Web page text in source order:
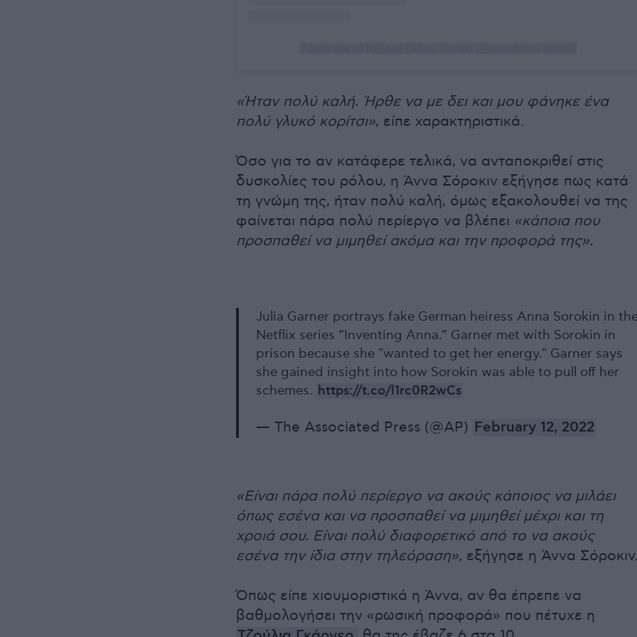
«Ήταν πολύ καλή. Ήρθε να με δει και μου φάνηκε ένα
πολύ γλυκό κορίτσι», είπε χαρακτηριστικά.
Όσο για το αν κατάφερε τελικά, να ανταποκριθεί στις
δυσκολίες του ρόλου, η Άννα Σόροκιν εξήγησε πως κατά
τη γνώμη της, ήταν πολύ καλή, όμως εξακολουθεί να της
φαίνεται πάρα πολύ περίεργο να βλέπει «κάποια που
προσπαθεί να μιμηθεί ακόμα και την προφορά της».
Julia Garner portrays fake German heiress Anna Sorokin in
Netflix series “Inventing Anna.” Garner met with Sorokin in
prison because she "wanted to get her energy." Garner says
she gained insight into how Sorokin was able to pull off her
schemes. https://t.co/l1rc0R2wCs
— The Associated Press (@AP) February 12, 2022
«Είναι πάρα πολύ περίεργο να ακούς κάποιος να μιλάει
όπως εσένα και να προσπαθεί να μιμηθεί μέχρι και τη
χροιά σου. Είναι πολύ διαφορετικό από το να ακούς
εσένα την ίδια στην τηλεόραση», εξήγησε η Άννα
Όπως είπε χιουμοριστικά η Άννα, αν θα έπρεπε να
βαθμολογήσει την «ρωσική προφορά» που πέτυχε η